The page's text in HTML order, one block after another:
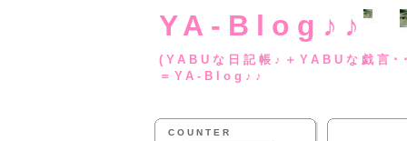
YA-Blog♪♪
(YABUな日記帳♪
＝YA-Blog♪♪
COUNTER